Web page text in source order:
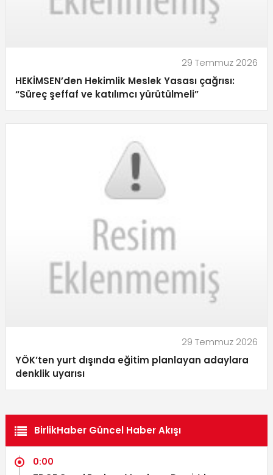
29 Temmuz 2026
HEKİMSEN’den Hekimlik Meslek Yasası çağrısı:
“Süreç şeffaf ve katılımcı yürütülmeli”
29 Temmuz 2026
YÖK’ten yurt dışında eğitim planlayan adaylara
denklik uyarısı
BirlikHaber Güncel Haber Akışı
0:00